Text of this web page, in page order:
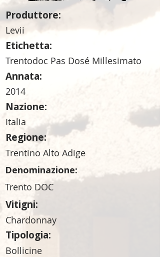
Produttore:
Levii
Etichetta:
Trentodoc Pas Dosé Millesimato
Annata:
2014
Nazione:
Italia
Regione:
Trentino Alto Adige
Denominazione:
Trento DOC
Vitigni:
Chardonnay
Tipologia:
Bollicine